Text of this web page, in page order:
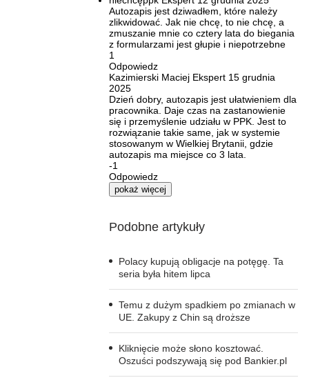
Autozapis jest dziwadłem, które należy
zlikwidować. Jak nie chcę, to nie chcę, a
zmuszanie mnie co cztery lata do biegania
z formularzami jest głupie i niepotrzebne
1
Odpowiedz
Kazimierski Maciej Ekspert 15 grudnia
2025
Dzień dobry, autozapis jest ułatwieniem dla
pracownika. Daje czas na zastanowienie
się i przemyślenie udziału w PPK. Jest to
rozwiązanie takie same, jak w systemie
stosowanym w Wielkiej Brytanii, gdzie
autozapis ma miejsce co 3 lata.
-1
Odpowiedz
pokaż więcej
Podobne artykuły
Polacy kupują obligacje na potęgę. Ta
seria była hitem lipca
Temu z dużym spadkiem po zmianach w
UE. Zakupy z Chin są droższe
Kliknięcie może słono kosztować.
Oszuści podszywają się pod Bankier.pl